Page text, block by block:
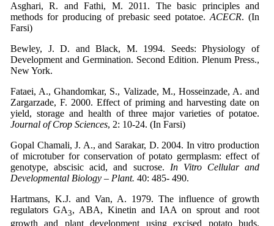
Asghari, R. and Fathi, M. 2011. The basic principles and
methods for producing of prebasic seed potatoe. ACECR. (In
Farsi)
Bewley, J. D. and Black, M. 1994. Seeds: Physiology of
Development and Germination. Second Edition. Plenum Press.,
New York.
Fataei, A., Ghandomkar, S., Valizade, M., Hosseinzade, A. and
Zargarzade, F. 2000. Effect of priming and harvesting date on
yield, storage and health of three major varieties of potatoe.
Journal of Crop Sciences, 2: 10-24. (In Farsi)
Gopal Chamali, J. A., and Sarakar, D. 2004. In vitro production
of microtuber for conservation of potato germplasm: effect of
genotype, abscisic acid, and sucrose. In Vitro Cellular and
Developmental Biology – Plant. 40: 485- 490.
Hartmans, K.J. and Van, A. 1979. The influence of growth
regulators GA3, ABA, Kinetin and IAA on sprout and root
growth and plant development using excised potato buds.